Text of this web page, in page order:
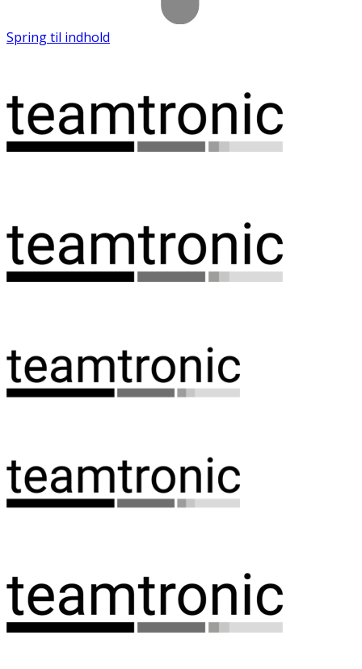
Spring til indhold